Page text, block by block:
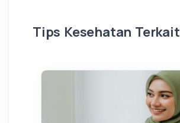
Tips Kesehatan Terkait